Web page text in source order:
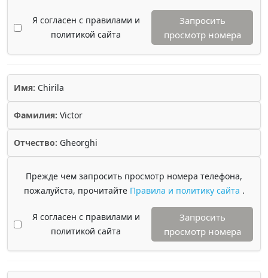
Я согласен с правилами и
политикой сайта
Запросить
просмотр номера
Имя: Chirila
Фамилия: Victor
Отчество: Gheorghi
Прежде чем запросить просмотр номера телефона,
пожалуйста, прочитайте Правила и политику сайта .
Я согласен с правилами и
политикой сайта
Запросить
просмотр номера